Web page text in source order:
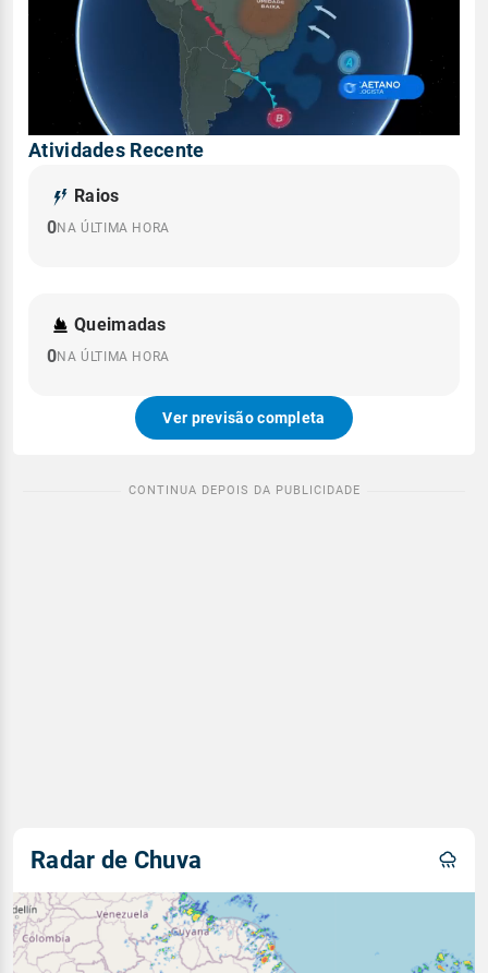
Atividades Recente
Raios
0NA ÚLTIMA HORA
Queimadas
0NA ÚLTIMA HORA
Ver previsão completa
Radar de Chuva